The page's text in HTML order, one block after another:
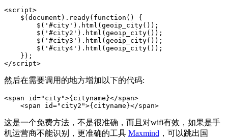
<script>
    $(document).ready(function() {
        $('#city').html(geoip_city());
        $('#city2').html(geoip_city());
        $('#city3').html(geoip_city());
        $('#city4').html(geoip_city());
    });
</script>
然后在需要调用的地方增加以下的代码:
<span id="city">{cityname}</span>
<span id="city2">{cityname}</span>
这是一个免费方法，不是很准确，而且对wifi有效，如果是手
机运营商不能识别，更准确的工具 Maxmind ，可以跳出国